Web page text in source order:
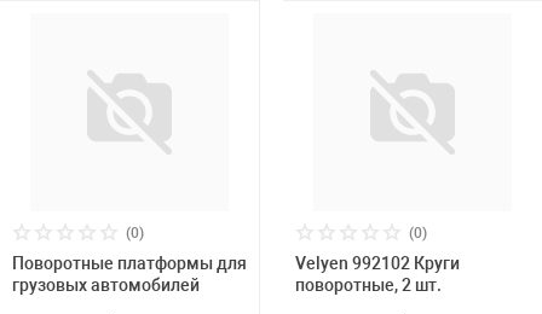
(0)
Поворотные платформы для
грузовых автомобилей
(0)
Velyen 992102 Круги
поворотные, 2 шт.